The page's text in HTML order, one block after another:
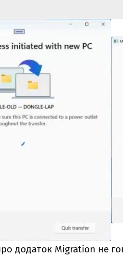
додаток Migration не